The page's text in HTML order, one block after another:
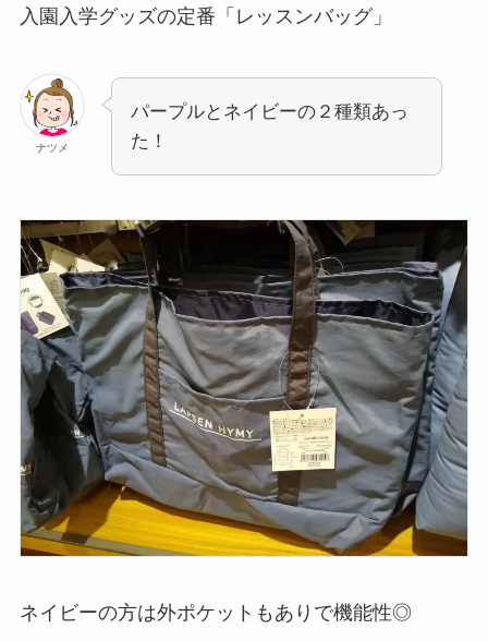
入園入学グッズの定番「レッスンバッグ」
ナツメ
パープルとネイビーの２種類あっ
た！
ネイビーの方は外ポケットもありで機能性◎